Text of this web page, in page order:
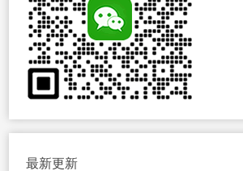
最新更新